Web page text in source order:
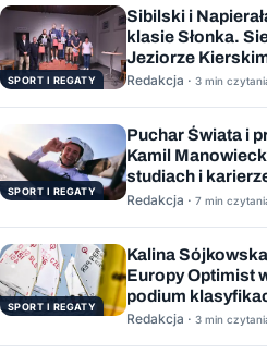
SPORT I REGATY
Sibilski i
klasie Słonka.
Jeziorze
Redakcja · 3 min
SPORT I REGATY
Puchar Świata i
Kamil
studiach i
Redakcja · 7 min
SPORT I REGATY
Kalina
Europy Optimist
podium
Redakcja · 3 min